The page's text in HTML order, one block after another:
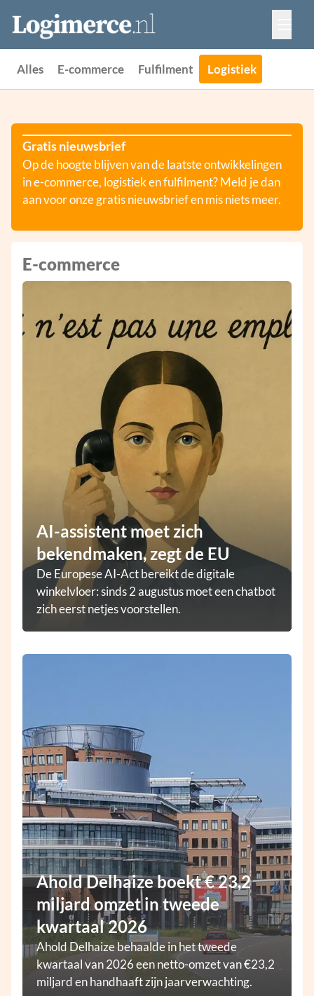
Vacatures
Events
Alles E-commerce Fulfilment Logistiek
Gratis nieuwsbrief
Op de hoogte blijven van de laatste ontwikkelingen
in e-commerce, logistiek en fulfilment? Meld je dan
aan voor onze gratis nieuwsbrief en mis niets meer.
E-commerce
AI-assistent moet zich
bekendmaken, zegt de EU
De Europese AI-Act bereikt de digitale
winkelvloer: sinds 2 augustus moet een chatbot
zich eerst netjes voorstellen.
Ahold Delhaize boekt € 23,2
miljard omzet in tweede
kwartaal 2026
Ahold Delhaize behaalde in het tweede
kwartaal van 2026 een netto-omzet van €23,2
miljard en handhaaft zijn jaarverwachting.